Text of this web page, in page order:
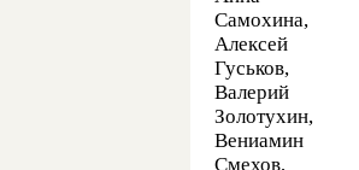
Самохина,
Алексей
Гуськов,
Валерий
Золотухин,
Вениамин
Смехов,